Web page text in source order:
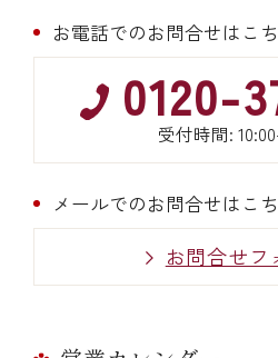
お電話でのお問合せはこ
0120-
受付時間:
メールでのお問合せはこ
お問合せフ